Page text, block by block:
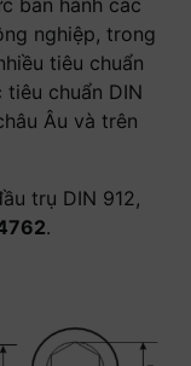
nghiệp, trong
tiêu chuẩn
chuẩn DIN
Âu và trên
trụ DIN 912,
.